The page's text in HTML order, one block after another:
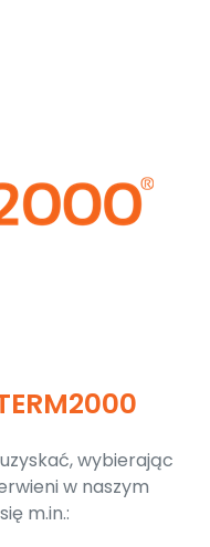
wybierając
w naszym
m.in.: